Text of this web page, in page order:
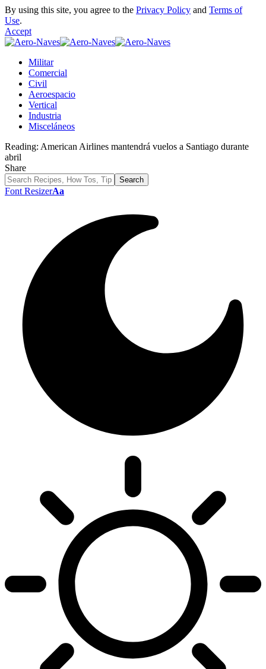
By using this site, you agree to the Privacy Policy and Terms of
Use.
Accept
Militar
Comercial
Civil
Aeroespacio
Vertical
Industria
Misceláneos
Reading: American Airlines mantendrá vuelos a Santiago durante
abril
Share
Font ResizerAa